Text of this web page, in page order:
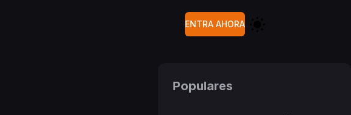
ENTRA AHORA
Populares